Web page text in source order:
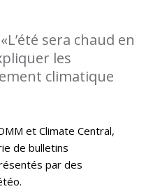
sera chaud en
les
climatique
et Climate Central,
de bulletins
par des